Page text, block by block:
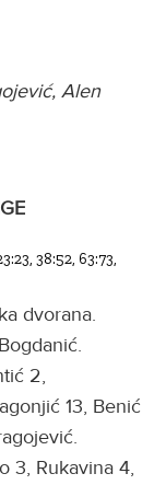
Alen
38:52, 63:73,
dvorana.
2,
13, Benić
3, Rukavina 4,